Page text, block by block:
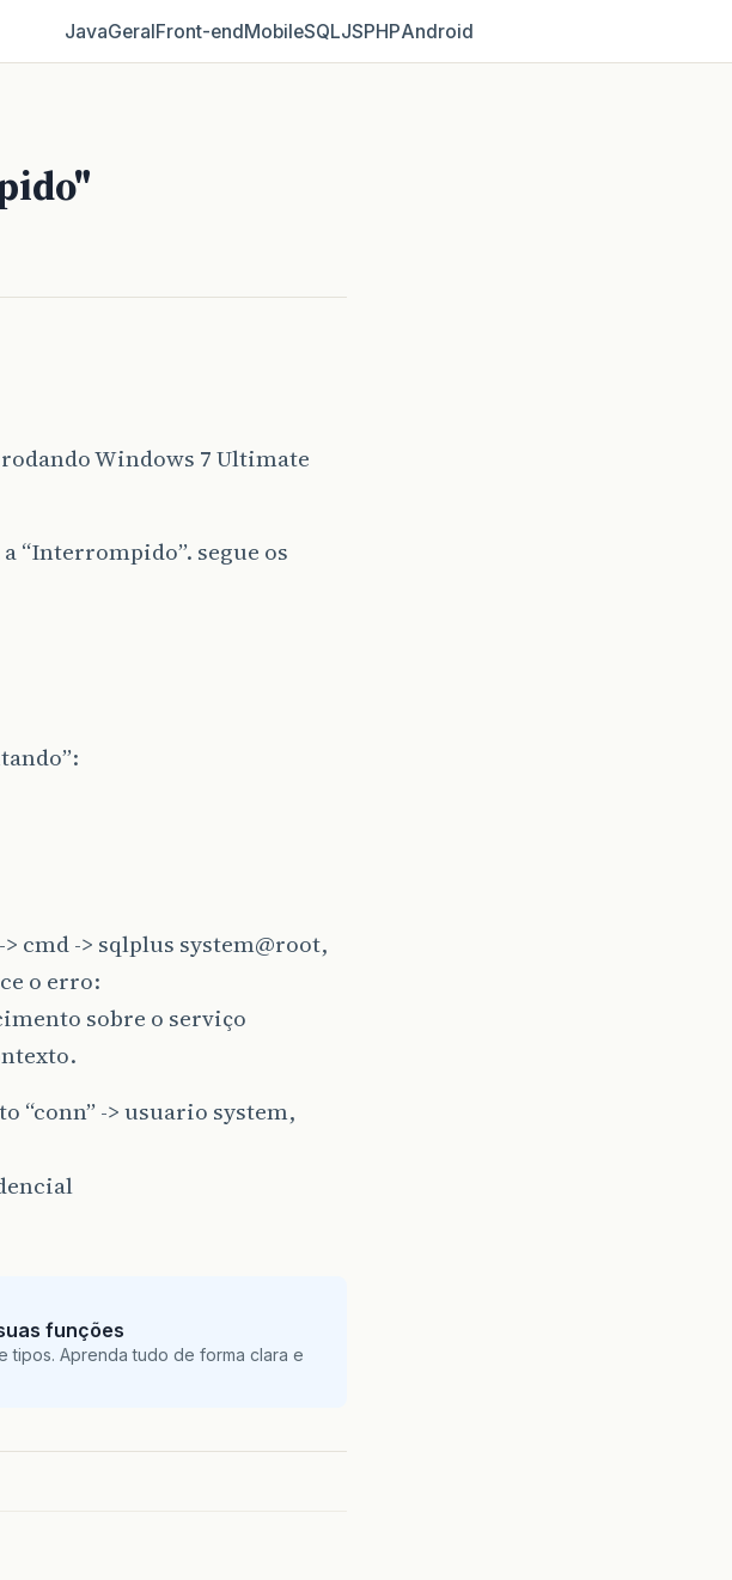
JavaGeralFront‑endMobileSQLJSPHPAndroid
Windows 7 Ultimate
“Interrompido”. segue os
cmd -> sqlplus system@root,
o erro:
sobre o serviço
“conn” -> usuario system,
funções
tipos. Aprenda tudo de forma clara e